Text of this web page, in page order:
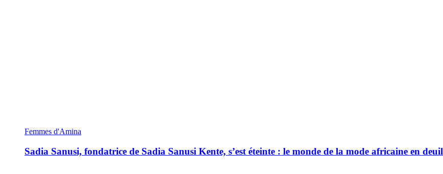
Femmes d'Amina
Sadia Sanusi, fondatrice de Sadia Sanusi Kente, s’est éteinte : le monde de la mode africaine en deuil